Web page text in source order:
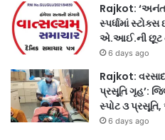
Rajkot: ‘અનંત
સ્પર્ધામાં
એ.આઈ.ની છૂટ
6 days ago
Rajkot:
પ્રસૂતિ ગૃહ’:
સ્પોટ ૩
6 days ago